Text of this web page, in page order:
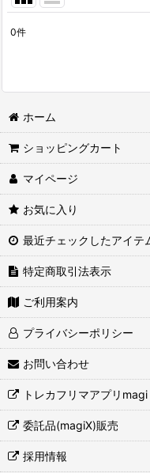
並び順
0件
ホーム
ショッピングカート
マイページ
お気に入り
最近チェックしたアイテ
特定商取引法表示
ご利用案内
プライバシーポリシー
お問い合わせ
トレカフリマアプリmagi
委託品(magiX)販売
採用情報